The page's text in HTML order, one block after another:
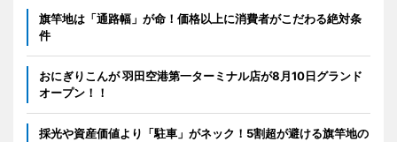
旗竿地は「通路幅」が命！価格以上に消費者がこだわる絶対条
件
おにぎりこんが 羽田空港第一ターミナル店が8月10日グランド
オープン！！
採光や資産価値より「駐車」がネック！5割超が避ける旗竿地の